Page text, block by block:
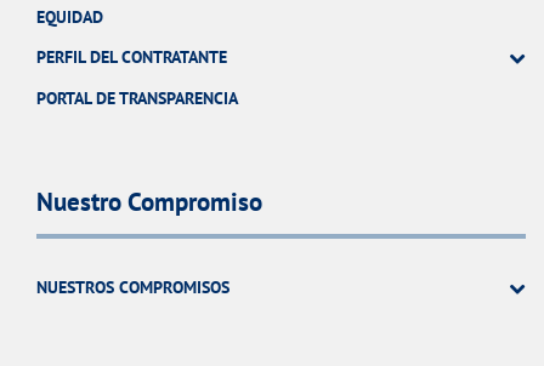
EQUIDAD
PERFIL DEL CONTRATANTE
PORTAL DE TRANSPARENCIA
Nuestro Compromiso
NUESTROS COMPROMISOS